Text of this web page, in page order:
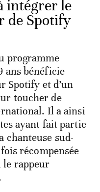
intégrer le
de Spotify
programme
ans bénéficie
Spotify et d’un
toucher de
Il a ainsi
ayant fait partie
chanteuse sud-
récompensée
le rappeur